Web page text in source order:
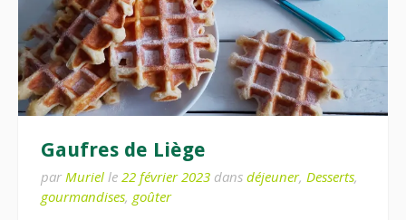
Gaufres de Liège
par Muriel le 22 février 2023 dans déjeuner, Desserts,
gourmandises, goûter